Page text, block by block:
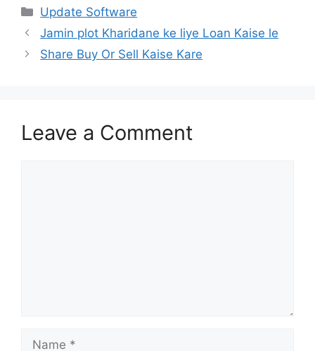
Categories
Update Software
Jamin plot Kharidane ke liye Loan Kaise le
Share Buy Or Sell Kaise Kare
Leave a Comment